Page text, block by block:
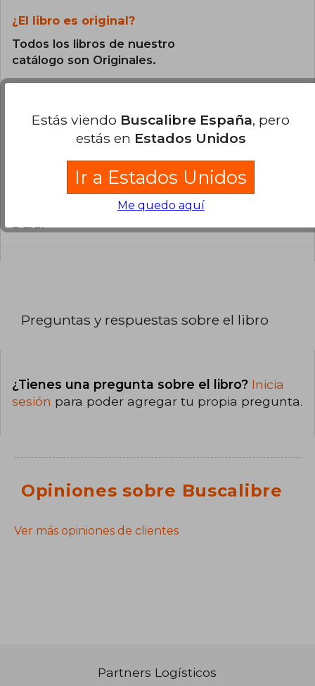
¿El libro es original?
Todos los libros de nuestro
catálogo son Originales.
libro?
El libro está escrito en Inglés.
¿Cuál es la encuadernación de este libro?
La encuadernación de esta edición es Tapa
Dura.
Preguntas y respuestas sobre el libro
¿Tienes una pregunta sobre el libro? Inicia
sesión para poder agregar tu propia pregunta.
Opiniones sobre Buscalibre
Ver más opiniones de clientes
Partners Logísticos
Estás viendo Buscalibre España, pero
estás en Estados Unidos
Ir a Estados Unidos
Me quedo aquí